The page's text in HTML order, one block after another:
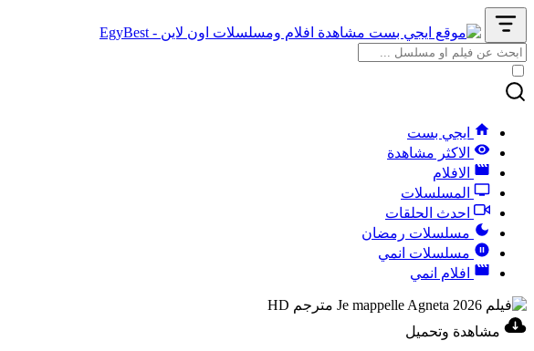
ايجي بست
الاكثر مشاهدة
الافلام
المسلسلات
احدث الحلقات
مسلسلات رمضان
مسلسلات انمي
افلام انمي
مشاهدة وتحميل